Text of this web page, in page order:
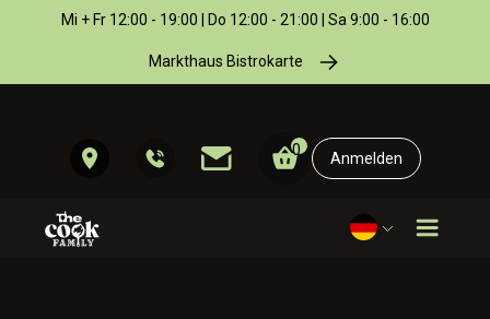
Mi + Fr 12:00 - 19:00 | Do 12:00 - 21:00 | Sa 9:00 - 16:00
Markthaus Bistrokarte
0 Anmelden